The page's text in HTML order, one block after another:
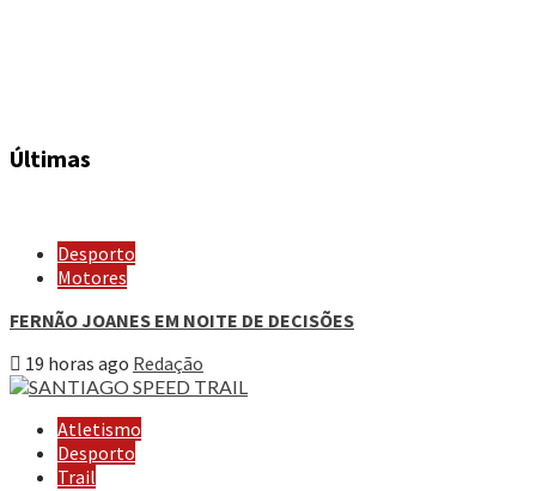
Últimas
Desporto
Motores
FERNÃO JOANES EM NOITE DE DECISÕES
19 horas ago Redação
Atletismo
Desporto
Trail